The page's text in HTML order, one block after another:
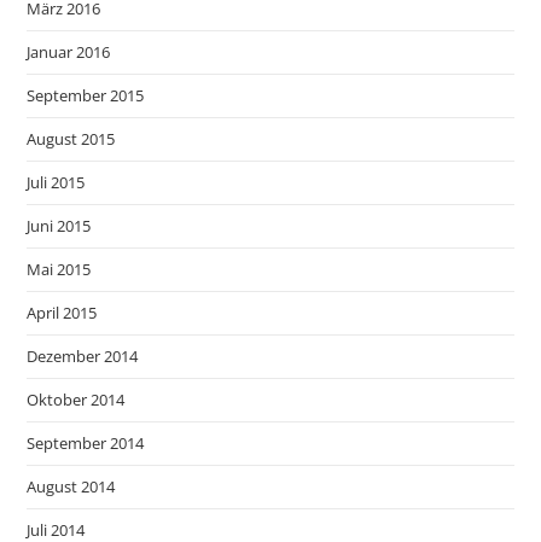
März 2016
Januar 2016
September 2015
August 2015
Juli 2015
Juni 2015
Mai 2015
April 2015
Dezember 2014
Oktober 2014
September 2014
August 2014
Juli 2014